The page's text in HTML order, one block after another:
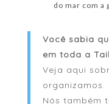
do mar com a
Você sabia
em toda a
Veja aqui
organizamos.
Nós também